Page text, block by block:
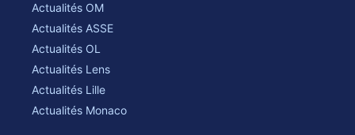
Actualités OM
Actualités ASSE
Actualités OL
Actualités Lens
Actualités Lille
Actualités Monaco